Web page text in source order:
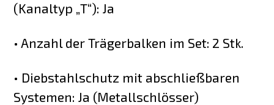
(Kanaltyp „T“): Ja
• Anzahl der Trägerbalken im Set: 2 Stk.
• Diebstahlschutz mit abschließbaren
Systemen: Ja (Metallschlösser)